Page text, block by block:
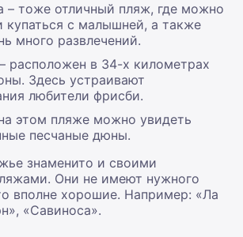
– тоже отличный пляж, где можно
купаться с малышней, а также
много развлечений.
расположен в 34-х километрах
Здесь устраивают
любители фрисби.
этом пляже можно увидеть
песчаные дюны.
знаменито и своими
Они не имеют нужного
вполне хорошие. Например: «Ла
«Савиноса».